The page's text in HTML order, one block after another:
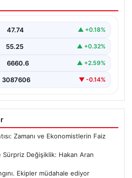
Aran Görevini
İş Bankası’nda yönetim
47.74 ▲ +0.18%
55.25 ▲ +0.32%
6660.6 ▲ +2.59%
3087606 ▼ -0.14%
Zamanı ve Ekonomistlerin Faiz
Sürpriz Değişiklik: Hakan Aran
Ekipler müdahale ediyor